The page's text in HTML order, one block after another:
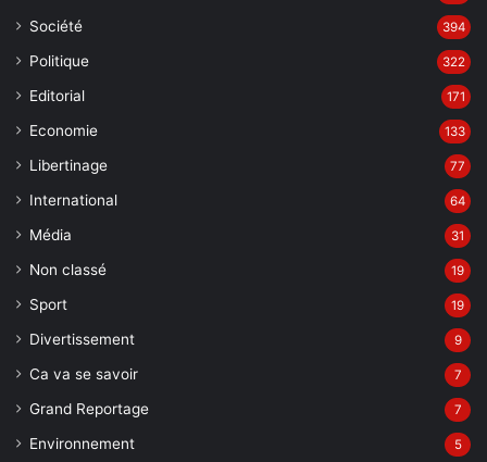
Société 394
Politique 322
Editorial 171
Economie 133
Libertinage 77
International 64
Média 31
Non classé 19
Sport 19
Divertissement 9
Ca va se savoir 7
Grand Reportage 7
Environnement 5